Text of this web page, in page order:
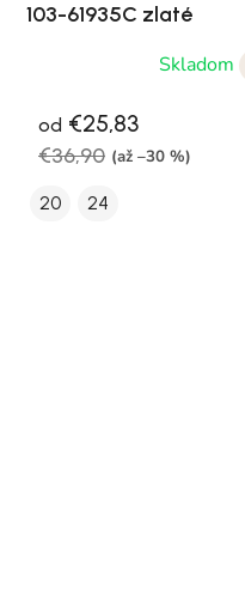
103-61935C zlaté
Skladom
od €25,83
€36,90 (až –30 %)
20 24